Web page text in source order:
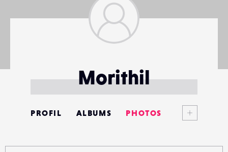
Morithil
PROFIL ALBUMS PHOTOS